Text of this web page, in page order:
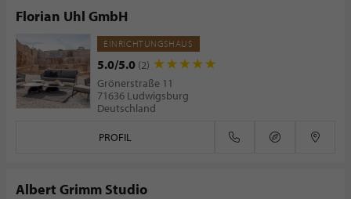
Florian Uhl GmbH
EINRICHTUNGSHAUS
5.0/5.0 (2)
Grönerstraße 11
71636 Ludwigsburg
Deutschland
PROFIL
Albert Grimm Studio